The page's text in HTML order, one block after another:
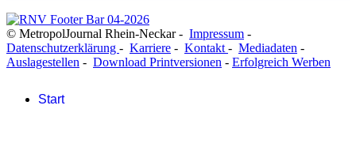
© MetropolJournal Rhein-Neckar - Impressum -
Datenschutzerklärung - Karriere - Kontakt - Mediadaten -
Auslagestellen - Download Printversionen - Erfolgreich Werben
Start